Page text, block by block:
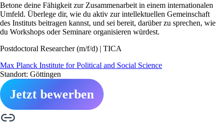
Betone deine Fähigkeit zur Zusammenarbeit in einem internationalen
Umfeld. Überlege dir, wie du aktiv zur intellektuellen Gemeinschaft
des Instituts beitragen kannst, und sei bereit, darüber zu sprechen, wie
du Workshops oder Seminare organisieren würdest.
Postdoctoral Researcher (m/f/d) | TICA
Max Planck Institute for Political and Social Science
Standort: Göttingen
Jetzt bewerben